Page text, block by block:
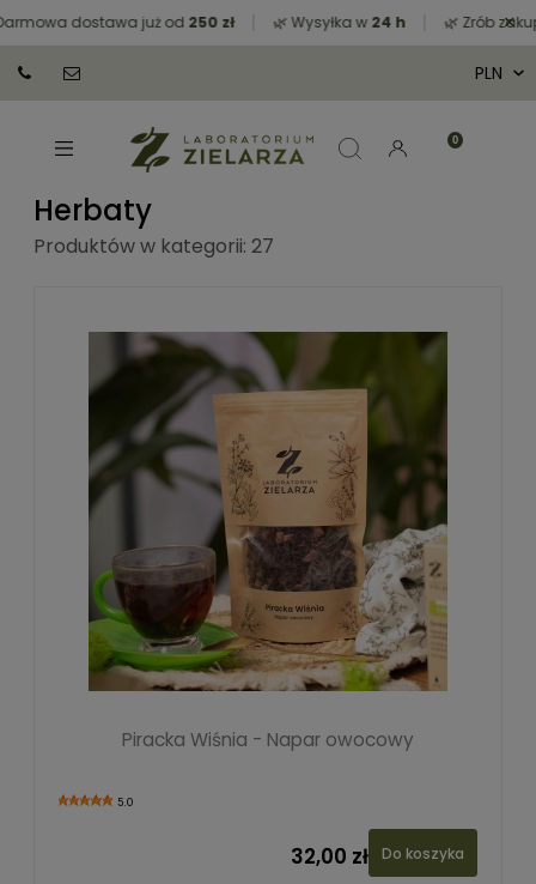
dostawa już od250 zł 🌿 Wysyłka w24 h 🌿 Zrób zakupy
×
Herbaty
Produktów w kategorii: 27
Piracka Wiśnia - Napar owocowy
5.0
32,00 zł Do koszyka